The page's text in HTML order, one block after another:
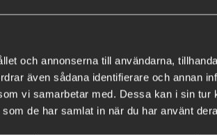
och annonserna till användarna,
även sådana identifierare och annan
vi samarbetar med. Dessa kan i sin tur
de har samlat in när du har använt
Abu Garcia Beast Paddle Tail är
rejäl paddel som ger en